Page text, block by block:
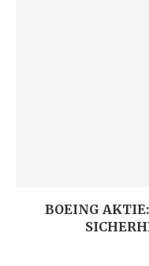
BOEING